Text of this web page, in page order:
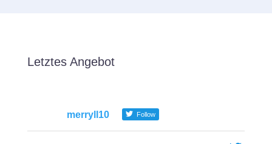
Letztes Angebot
merryll10 Follow